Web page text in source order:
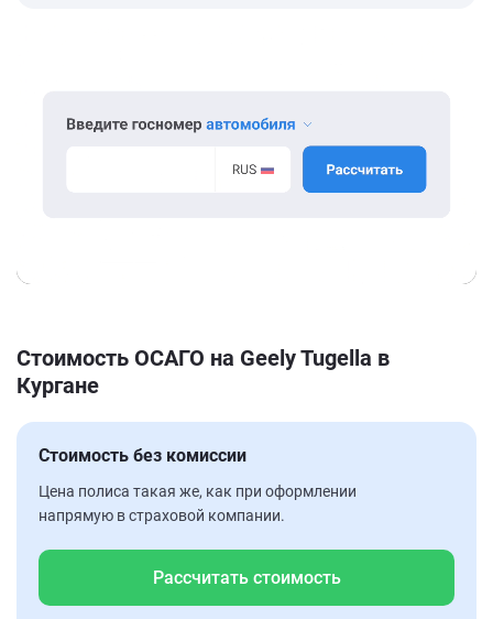
Стоимость ОСАГО на Geely Tugella в
Кургане
Стоимость без комиссии
Цена полиса такая же, как при оформлении
напрямую в страховой компании.
Рассчитать стоимость